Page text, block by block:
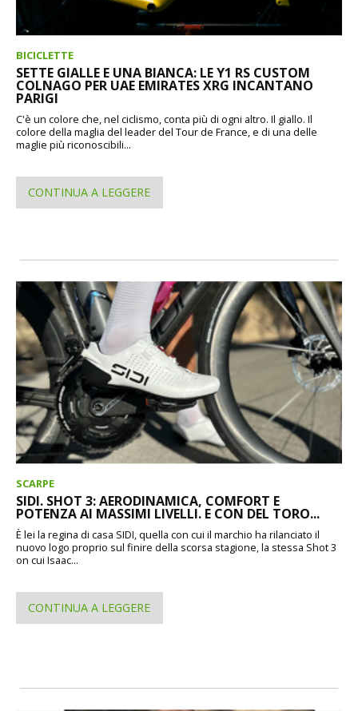
BICICLETTE
SETTE GIALLE E UNA BIANCA: LE Y1 RS CUSTOM
COLNAGO PER UAE EMIRATES XRG INCANTANO
PARIGI
C'è un colore che, nel ciclismo, conta più di ogni altro. Il giallo. Il
colore della maglia del leader del Tour de France, e di una delle
maglie più riconoscibili...
CONTINUA A LEGGERE
SCARPE
SIDI. SHOT 3: AERODINAMICA, COMFORT E
POTENZA AI MASSIMI LIVELLI. E CON DEL TORO...
È lei la regina di casa SIDI, quella con cui il marchio ha rilanciato il
nuovo logo proprio sul finire della scorsa stagione, la stessa Shot 3
on cui Isaac...
CONTINUA A LEGGERE